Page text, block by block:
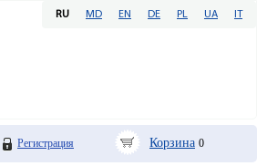
RU MD EN DE PL UA IT
Регистрация Корзина 0